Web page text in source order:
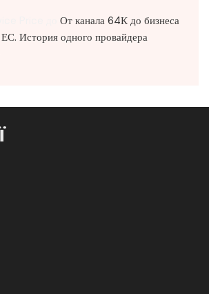
От канала 64К до бизнеса
История одного провайдера